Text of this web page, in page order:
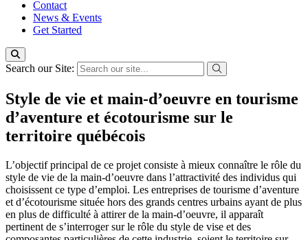
Contact
News & Events
Get Started
Search our Site:
Style de vie et main-d’oeuvre en tourisme
d’aventure et écotourisme sur le
territoire québécois
L’objectif principal de ce projet consiste à mieux connaître le rôle du
style de vie de la main-d’oeuvre dans l’attractivité des individus qui
choisissent ce type d’emploi. Les entreprises de tourisme d’aventure
et d’écotourisme située hors des grands centres urbains ayant de plus
en plus de difficulté à attirer de la main-d’oeuvre, il apparaît
pertinent de s’interroger sur le rôle du style de vise et des